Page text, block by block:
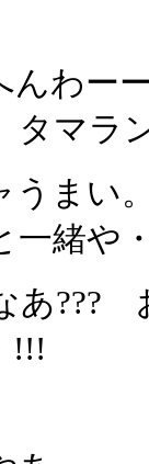
んわー
タマラ
うまい
一緒や
あ???
!!!